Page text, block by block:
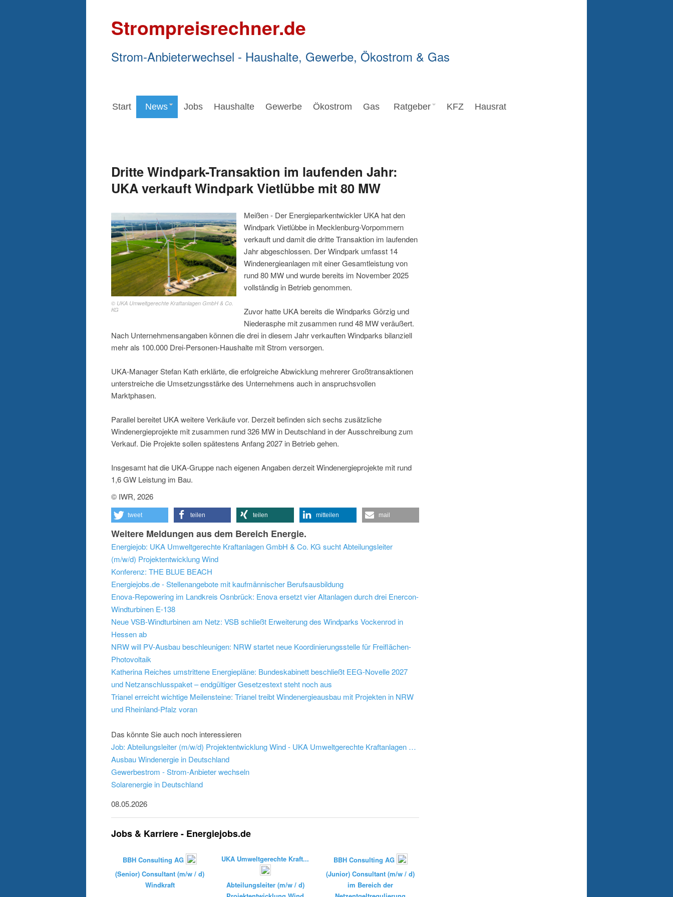
Strompreisrechner.de
Strom-Anbieterwechsel - Haushalte, Gewerbe, Ökostrom & Gas
Start News Jobs Haushalte Gewerbe Ökostrom Gas Ratgeber KFZ Hausrat
Dritte Windpark-Transaktion im laufenden Jahr:
UKA verkauft Windpark Vietlübbe mit 80 MW
© UKA Umweltgerechte Kraftanlagen GmbH & Co.
KG
Meißen - Der Energieparkentwickler UKA hat den
Windpark Vietlübbe in Mecklenburg-Vorpommern
verkauft und damit die dritte Transaktion im laufenden
Jahr abgeschlossen. Der Windpark umfasst 14
Windenergieanlagen mit einer Gesamtleistung von
rund 80 MW und wurde bereits im November 2025
vollständig in Betrieb genommen.
Zuvor hatte UKA bereits die Windparks Görzig und
Niederasphe mit zusammen rund 48 MW veräußert.
Nach Unternehmensangaben können die drei in diesem Jahr verkauften Windparks bilanziell
mehr als 100.000 Drei-Personen-Haushalte mit Strom versorgen.
UKA-Manager Stefan Kath erklärte, die erfolgreiche Abwicklung mehrerer Großtransaktionen
unterstreiche die Umsetzungsstärke des Unternehmens auch in anspruchsvollen
Marktphasen.
Parallel bereitet UKA weitere Verkäufe vor. Derzeit befinden sich sechs zusätzliche
Windenergieprojekte mit zusammen rund 326 MW in Deutschland in der Ausschreibung zum
Verkauf. Die Projekte sollen spätestens Anfang 2027 in Betrieb gehen.
Insgesamt hat die UKA-Gruppe nach eigenen Angaben derzeit Windenergieprojekte mit rund
1,6 GW Leistung im Bau.
© IWR, 2026
tweet teilen teilen mitteilen mail
Weitere Meldungen aus dem Bereich Energie.
Energiejob: UKA Umweltgerechte Kraftanlagen GmbH & Co. KG sucht Abteilungsleiter
(m/w/d) Projektentwicklung Wind
Konferenz: THE BLUE BEACH
Energiejobs.de - Stellenangebote mit kaufmännischer Berufsausbildung
Enova-Repowering im Landkreis Osnbrück: Enova ersetzt vier Altanlagen durch drei Enercon-
Windturbinen E-138
Neue VSB-Windturbinen am Netz: VSB schließt Erweiterung des Windparks Vockenrod in
Hessen ab
NRW will PV-Ausbau beschleunigen: NRW startet neue Koordinierungsstelle für Freiflächen-
Photovoltaik
Katherina Reiches umstrittene Energiepläne: Bundeskabinett beschließt EEG-Novelle 2027
und Netzanschlusspaket – endgültiger Gesetzestext steht noch aus
Trianel erreicht wichtige Meilensteine: Trianel treibt Windenergieausbau mit Projekten in NRW
und Rheinland-Pfalz voran
Das könnte Sie auch noch interessieren
Job: Abteilungsleiter (m/w/d) Projektentwicklung Wind - UKA Umweltgerechte Kraftanlagen GmbH & Co. KG
Ausbau Windenergie in Deutschland
Gewerbestrom - Strom-Anbieter wechseln
Solarenergie in Deutschland
08.05.2026
Jobs & Karriere - Energiejobs.de
BBH Consulting AG
(Senior) Consultant (m/w / d)
Windkraft
UKA Umweltgerechte Kraft...
Abteilungsleiter (m/w / d)
BBH Consulting AG
(Junior) Consultant (m/w / d)
im Bereich der